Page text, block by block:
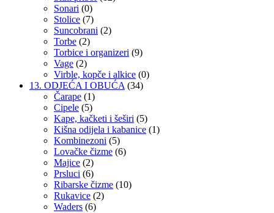
Sonari (0)
Stolice (7)
Suncobrani (2)
Torbe (2)
Torbice i organizeri (9)
Vage (2)
Virble, kopče i alkice (0)
13. ODJEĆA I OBUĆA (34)
Čarape (1)
Cipele (5)
Kape, kačketi i šeširi (5)
Kišna odijela i kabanice (1)
Kombinezoni (5)
Lovačke čizme (6)
Majice (2)
Prsluci (6)
Ribarske čizme (10)
Rukavice (2)
Waders (6)